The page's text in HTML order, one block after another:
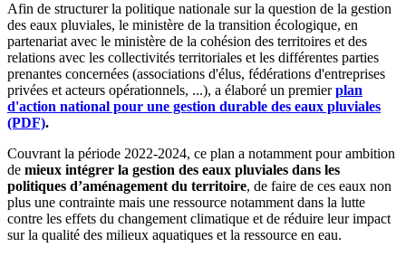
Afin de structurer la politique nationale sur la question de la gestion
des eaux pluviales, le ministère de la transition écologique, en
partenariat avec le ministère de la cohésion des territoires et des
relations avec les collectivités territoriales et les différentes parties
prenantes concernées (associations d'élus, fédérations d'entreprises
privées et acteurs opérationnels, ...), a élaboré un premierplan
d'action national pour une gestion durable des eaux pluviales
(PDF).
Couvrant la période 2022-2024, ce plan a notamment pour ambition
de mieux intégrer la gestion des eaux pluviales dans les
politiques d’aménagement du territoire, de faire de ces eaux non
plus une contrainte mais une ressource notamment dans la lutte
contre les effets du changement climatique et de réduire leur impact
sur la qualité des milieux aquatiques et la ressource en eau.